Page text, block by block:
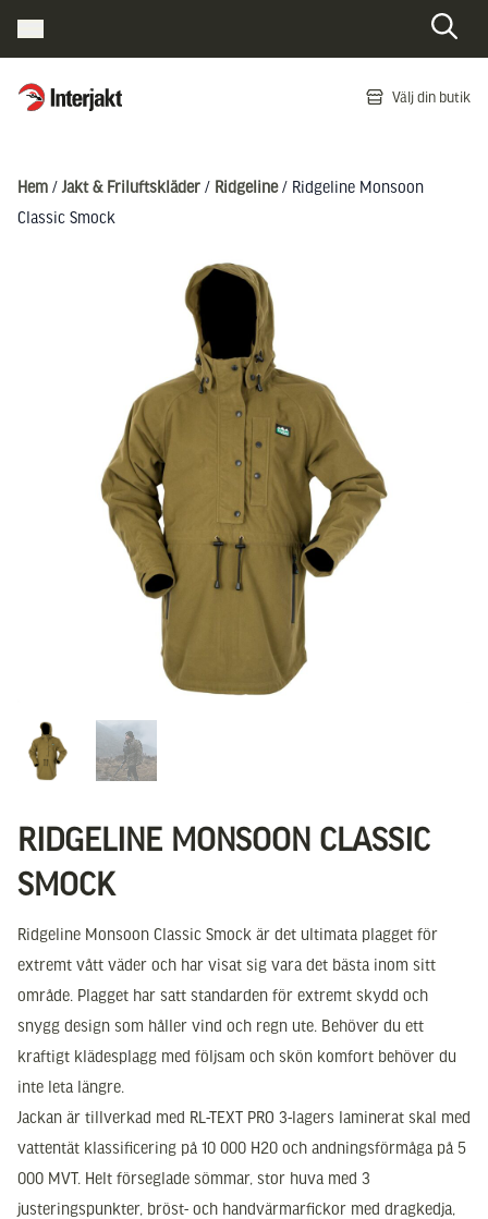
Interjakt SE Välj din butik
Hem / Jakt & Friluftskläder / Ridgeline/ Ridgeline Monsoon
Classic Smock
RIDGELINE MONSOON CLASSIC
SMOCK
Ridgeline Monsoon Classic Smock är det ultimata plagget för
extremt vått väder och har visat sig vara det bästa inom sitt
område. Plagget har satt standarden för extremt skydd och
snygg design som håller vind och regn ute. Behöver du ett
kraftigt klädesplagg med följsam och skön komfort behöver du
inte leta längre.
Jackan är tillverkad med RL-TEXT PRO 3-lagers laminerat skal med
vattentät klassificering på 10 000 H20 och andningsförmåga på 5
000 MVT. Helt förseglade sömmar, stor huva med 3
justeringspunkter, bröst- och handvärmarfickor med dragkedja,